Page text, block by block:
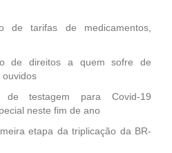
de tarifas de medicamentos,
de direitos a quem sofre de
ouvidos
de testagem para Covid-19
neste fim de ano
etapa da triplicação da BR-